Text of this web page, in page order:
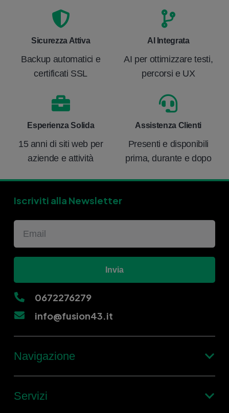
Sicurezza Attiva
Backup automatici e
certificati SSL
AI Integrata
AI per ottimizzare testi,
percorsi e UX
Esperienza Solida
15 anni di siti web per
aziende e attività
Assistenza Clienti
Presenti e disponibili
prima, durante e dopo
Iscriviti alla Newsletter
Invia
0672276279
info@fusion43.it
Navigazione
Servizi